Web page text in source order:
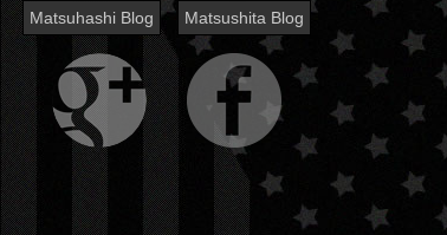
Matsuhashi Blog Matsushita Blog